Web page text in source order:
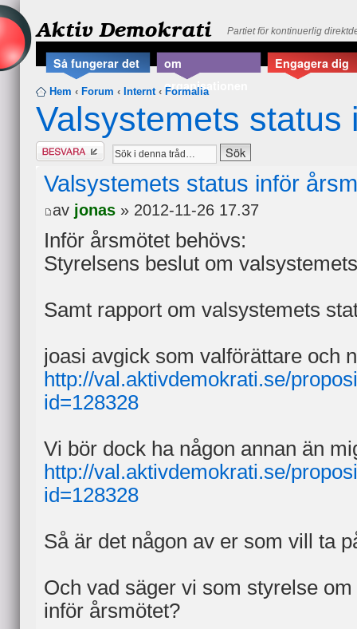
Aktiv Demokrati Partiet för kontinuerlig
Så fungerar det
om
organisationen
Engagera dig
Hem ‹ Forum ‹ Internt ‹ Formalia
Valsystemets status
Besvara
Valsystemets status inför
av jonas » 2012-11-26 17.37
Inför årsmötet behövs:
Styrelsens beslut om
Samt rapport om valsystemets
joasi avgick som valförättare och
http://val.aktivdemokrati.se/
id=128328
Vi bör dock ha någon annan än
http://val.aktivdemokrati.se/
id=128328
Så är det någon av er som vill ta
Och vad säger vi som styrelse
inför årsmötet?